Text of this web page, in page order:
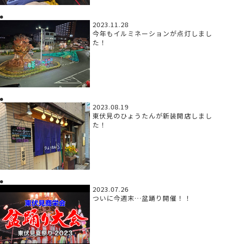
2023.11.28
今年もイルミネーションが点灯しまし
た！
2023.08.19
東伏見のひょうたんが新装開店しまし
た！
2023.07.26
ついに今週末…盆踊り開催！！